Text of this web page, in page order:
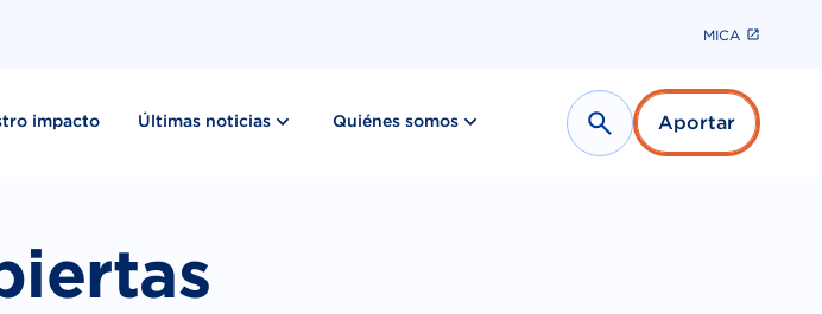
MICA
impacto Últimas noticias Quiénes somos SearchAportar